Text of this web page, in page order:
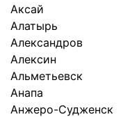
Аксай
Алатырь
Александров
Алексин
Альметьевск
Анапа
Анжеро-Судженск